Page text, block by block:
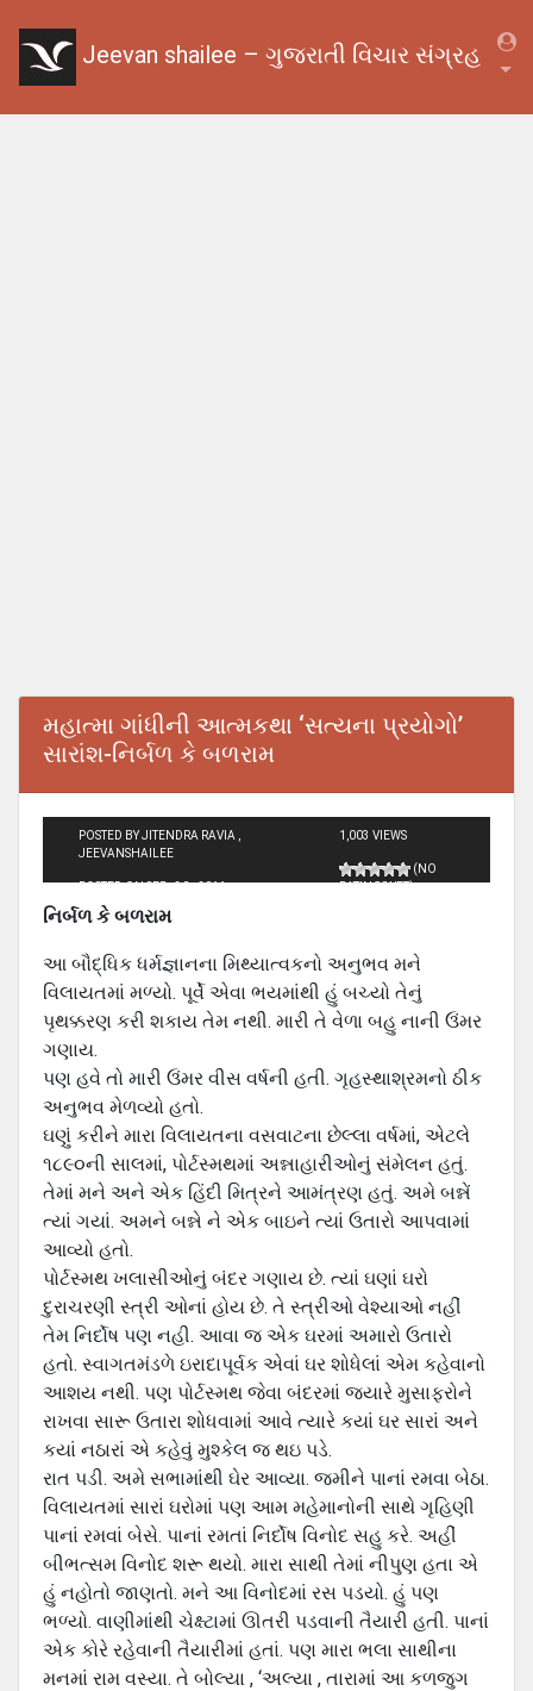
Jeevan shailee – ગુજરાતી વિચાર સંગ્રહ
મહાત્મા ગાંધીની આત્મકથા ‘સત્યના પ્રયોગો’
સારાંશ-નિર્બળ કે બળરામ
POSTED BY JITENDRA RAVIA ,
JEEVANSHAILEE
POSTED ON SEP - 30 - 2011
1,003 VIEWS
(NO
RATINGS YET)
નિર્બળ કે બળરામ
આ બૌદ્ધિક ધર્મજ્ઞાનના મિથ્યાત્વકનો અનુભવ મને
વિલાયતમાં મળ્યો. પૂર્વે એવા ભયમાંથી હું બચ્યો તેનું
પૃથક્કરણ કરી શકાય તેમ નથી. મારી તે વેળા બહુ નાની ઉંમર
ગણાય.
પણ હવે તો મારી ઉંમર વીસ વર્ષની હતી. ગૃહસ્થાશ્રમનો ઠીક
અનુભવ મેળવ્યો હતો.
ઘણું કરીને મારા વિલાયતના વસવાટના છેલ્લા વર્ષમાં, એટલે
૧૮૯૦ની સાલમાં, પોર્ટસ્મથમાં અન્નાહારીઓનું સંમેલન હતું.
તેમાં મને અને એક હિંદી મિત્રને આમંત્રણ હતું. અમે બન્નેં
ત્યાં ગયાં. અમને બન્ને ને એક બાઇને ત્યાં ઉતારો આપવામાં
આવ્યો હતો.
પોર્ટસ્મથ ખલાસીઓનું બંદર ગણાય છે. ત્યાં ઘણાં ઘરો
દુરાચરણી સ્ત્રી ઓનાં હોય છે. તે સ્ત્રીઓ વેશ્યાઓ નહીં
તેમ નિર્દોષ પણ નહી. આવા જ એક ઘરમાં અમારો ઉતારો
હતો. સ્વાગતમંડળે ઇરાદાપૂર્વક એવાં ઘર શોધેલાં એમ કહેવાનો
આશય નથી. પણ પોર્ટસ્મથ જેવા બંદરમાં જયારે મુસાફરોને
રાખવા સારૂ ઉતારા શોધવામાં આવે ત્યારે કયાં ઘર સારાં અને
કયાં નઠારાં એ કહેવું મુશ્કેલ જ થઇ પડે.
રાત પડી. અમે સભામાંથી ઘેર આવ્યા. જમીને પાનાં રમવા બેઠા.
વિલાયતમાં સારાં ઘરોમાં પણ આમ મહેમાનોની સાથે ગૃહિણી
પાનાં રમવાં બેસે. પાનાં રમતાં નિર્દોષ વિનોદ સહુ કરે. અહીં
બીભત્સમ વિનોદ શરૂ થયો. મારા સાથી તેમાં નીપુણ હતા એ
હું નહોતો જાણતો. મને આ વિનોદમાં રસ પડયો. હું પણ
ભળ્યો. વાણીમાંથી ચેક્ષ્ટામાં ઊતરી પડવાની તૈયારી હતી. પાનાં
એક કોરે રહેવાની તૈયારીમાં હતાં. પણ મારા ભલા સાથીના
મનમાં રામ વસ્યા. તે બોલ્યા , ‘અલ્યા , તારામાં આ કળજુગ